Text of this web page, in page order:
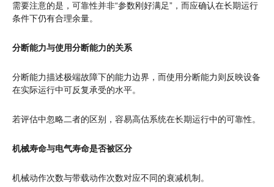
需要注意的是，可靠性并非“参数刚好满足”，而应确认在长期运行
条件下仍有合理余量。
分断能力与使用分断能力的关系
分断能力描述极端故障下的能力边界，而使用分断能力则反映设备
在实际运行中可反复承受的水平。
若评估中忽略二者的区别，容易高估系统在长期运行中的可靠性。
机械寿命与电气寿命是否被区分
机械动作次数与带载动作次数对应不同的衰减机制。